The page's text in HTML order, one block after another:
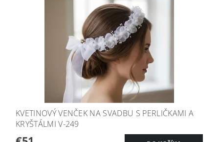
KVETINOVÝ VENČEK NA SVADBU S PERLIČKAMI A
KRYŠTÁLMI V-249